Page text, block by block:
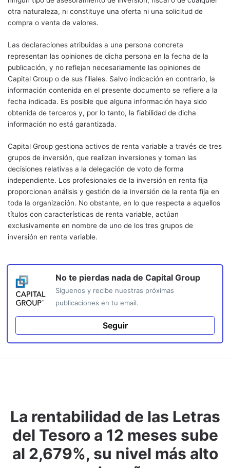
otra naturaleza, ni constituye una oferta ni una solicitud de
compra o venta de valores.
Las declaraciones atribuidas a una persona concreta
representan las opiniones de dicha persona en la fecha de la
publicación, y no reflejan necesariamente las opiniones de
Capital Group o de sus filiales. Salvo indicación en contrario, la
información contenida en el presente documento se refiere a la
fecha indicada. Es posible que alguna información haya sido
obtenida de terceros y, por lo tanto, la fiabilidad de dicha
información no está garantizada.
Capital Group gestiona activos de renta variable a través de tres
grupos de inversión, que realizan inversiones y toman las
decisiones relativas a la delegación de voto de forma
independiente. Los profesionales de la inversión en renta fija
proporcionan análisis y gestión de la inversión de la renta fija en
toda la organización. No obstante, en lo que respecta a aquellos
títulos con características de renta variable, actúan
exclusivamente en nombre de uno de los tres grupos de
inversión en renta variable.
No te pierdas nada de Capital Group
Síguenos y recibe nuestras próximas
publicaciones en tu email.
Seguir
La rentabilidad de las Letras
del Tesoro a 12 meses sube
al 2,679%, su nivel más alto